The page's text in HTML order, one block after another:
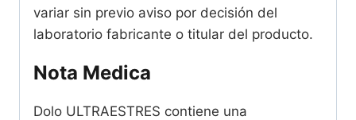
variar sin previo aviso por decisión del
laboratorio fabricante o titular del producto.
Nota Medica
Dolo ULTRAESTRES contiene una